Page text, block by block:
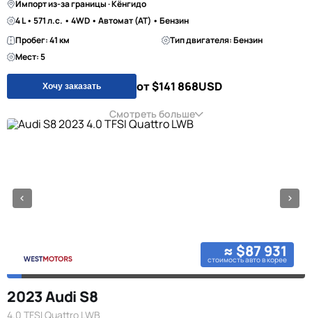
Импорт из-за границы · Кёнгидо
4 L • 571 л.с. • 4WD • Автомат (AT) • Бензин
Пробег: 41 км
Тип двигателя: Бензин
Мест: 5
Хочу заказать от $141 868USD
Смотреть больше
≈ $87 931
стоимость авто в корее
2023 Audi S8
4.0 TFSI Quattro LWB